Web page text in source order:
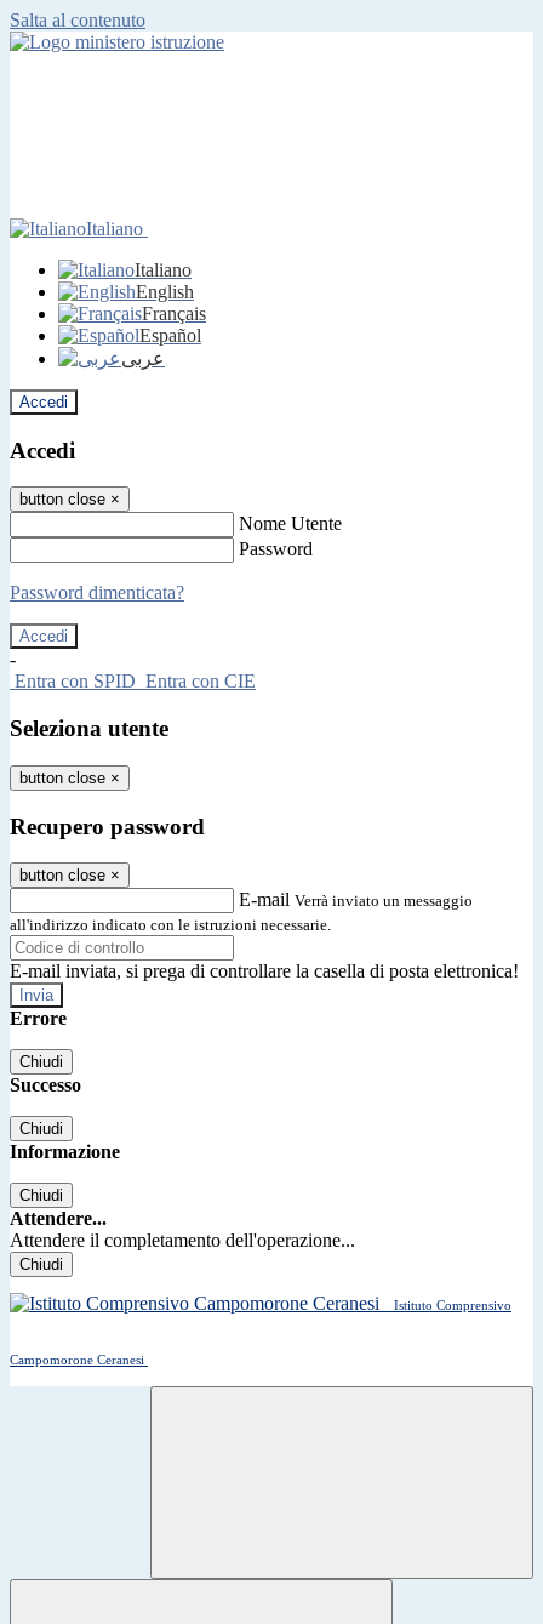
Salta al contenuto
Italiano
Italiano
English
Français
Español
عربى
Accedi
Accedi
button close ×
Nome Utente
Password
Password dimenticata?
-
Entra con SPID Entra con CIE
Seleziona utente
button close ×
Recupero password
button close ×
E-mail Verrà inviato un messaggio
all'indirizzo indicato con le istruzioni necessarie.
E-mail inviata, si prega di controllare la casella di posta elettronica!
Errore
Chiudi
Successo
Chiudi
Informazione
Chiudi
Attendere...
Attendere il completamento dell'operazione...
Chiudi
Istituto Comprensivo
Campomorone Ceranesi